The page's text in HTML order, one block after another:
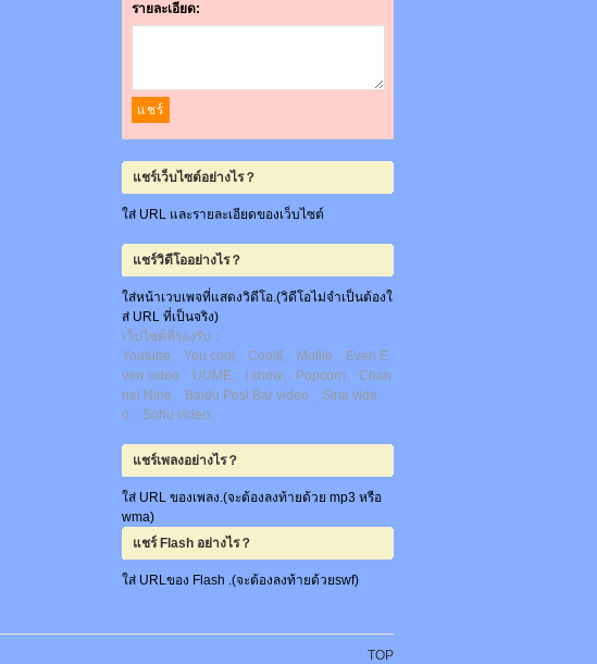
รายละเอียด:
แชร์เว็บไซต์อย่างไร？
ใส่ URL และรายละเอียดของเว็บไซต์
แชร์วิดีโออย่างไร？
ใส่หน้าเวบเพจที่แสดงวิดีโอ.(วิดีโอไม่จำเป็นต้องใ
ส่ URL ที่เป็นจริง)
เว็บไซต์ที่รองรับ：
Youtube、You cool、Cool6、Mofile、Even E
ven video、UUME、I show、Popcorn、Chan
nel Nine、Baidu Post Bar video、Sina vide
o、Sohu video.
แชร์เพลงอย่างไร？
ใส่ URL ของเพลง.(จะต้องลงท้ายด้วย mp3 หรือ
wma)
แชร์ Flash อย่างไร？
ใส่ URLของ Flash .(จะต้องลงท้ายด้วยswf)
TOP